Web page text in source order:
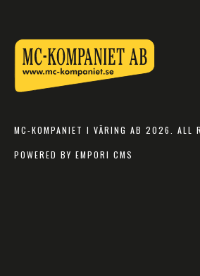
MC-KOMPANIET I VÄRING AB 2026. ALL
POWERED BY EMPORI CMS